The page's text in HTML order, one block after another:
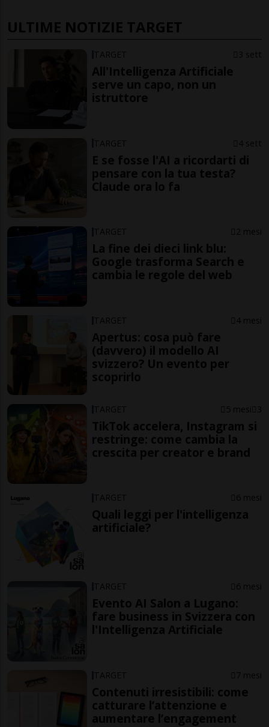
ULTIME NOTIZIE TARGET
TARGET 3 sett
All'Intelligenza Artificiale
serve un capo, non un
istruttore
TARGET 4 sett
E se fosse l'AI a ricordarti di
pensare con la tua testa?
Claude ora lo fa
TARGET 2 mesi
La fine dei dieci link blu:
Google trasforma Search e
cambia le regole del web
TARGET 4 mesi
Apertus: cosa può fare
(davvero) il modello AI
svizzero? Un evento per
scoprirlo
TARGET 5 mesi 3
TikTok accelera, Instagram si
restringe: come cambia la
crescita per creator e brand
TARGET 6 mesi
Quali leggi per l'intelligenza
artificiale?
TARGET 6 mesi
Evento AI Salon a Lugano:
fare business in Svizzera con
l'Intelligenza Artificiale
TARGET 7 mesi
Contenuti irresistibili: come
catturare l’attenzione e
aumentare l’engagement